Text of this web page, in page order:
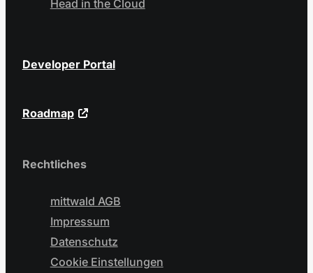
Head in the Cloud
Developer Portal
Roadmap
Rechtliches
mittwald AGB
Impressum
Datenschutz
Cookie Einstellungen